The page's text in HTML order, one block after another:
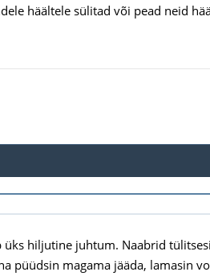
häältele sülitad või pead neid
üks hiljutine juhtum. Naabrid
püüdsin magama jääda, lamasin